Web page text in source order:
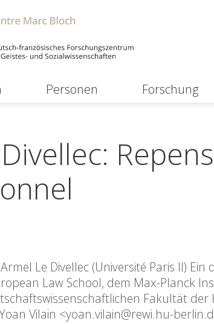
Personen Forschung
Le Divellec (Université Paris II)
Law School, dem Max-Planck
Fakultät
Vilain <yoan.vilain@rewi.hu-